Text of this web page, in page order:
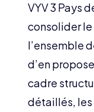
VYV 3 Pays
consolider
l’ensemble
d’en
cadre
détaillés, les